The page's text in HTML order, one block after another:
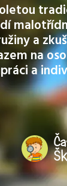
a
na
a